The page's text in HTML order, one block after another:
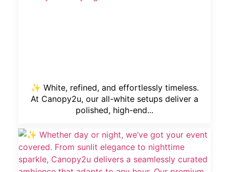
✨ White, refined, and effortlessly timeless.
At Canopy2u, our all-white setups deliver a
polished, high-end...